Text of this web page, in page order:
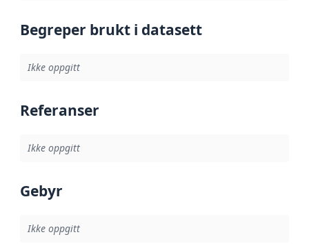
Begreper brukt i datasett
Ikke oppgitt
Referanser
Ikke oppgitt
Gebyr
Ikke oppgitt